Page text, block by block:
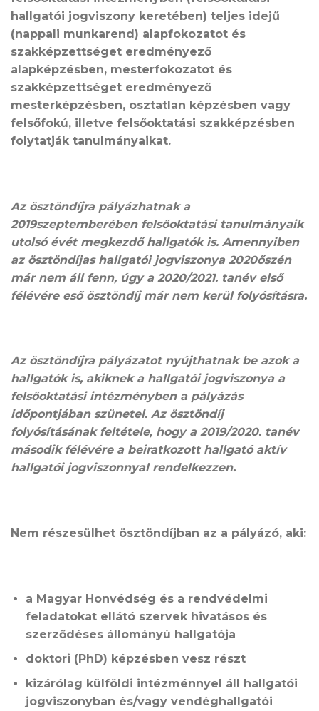
hallgatói jogviszony keretében) teljes idejű
(nappali munkarend) alapfokozatot és
szakképzettséget eredményező
alapképzésben, mesterfokozatot és
szakképzettséget eredményező
mesterképzésben, osztatlan képzésben vagy
felsőfokú, illetve felsőoktatási szakképzésben
folytatják tanulmányaikat.
Az ösztöndíjra pályázhatnak a
2019szeptemberében felsőoktatási tanulmányaik
utolsó évét megkezdő hallgatók is. Amennyiben
az ösztöndíjas hallgatói jogviszonya 2020őszén
már nem áll fenn, úgy a 2020/2021. tanév első
félévére eső ösztöndíj már nem kerül folyósításra.
Az ösztöndíjra pályázatot nyújthatnak be azok a
hallgatók is, akiknek a hallgatói jogviszonya a
felsőoktatási intézményben a pályázás
időpontjában szünetel. Az ösztöndíj
folyósításának feltétele, hogy a 2019/2020. tanév
második félévére a beiratkozott hallgató aktív
hallgatói jogviszonnyal rendelkezzen.
Nem részesülhet ösztöndíjban az a pályázó, aki:
a Magyar Honvédség és a rendvédelmi
feladatokat ellátó szervek hivatásos és
szerződéses állományú hallgatója
doktori (PhD) képzésben vesz részt
kizárólag külföldi intézménnyel áll hallgatói
jogviszonyban és/vagy vendéghallgatói